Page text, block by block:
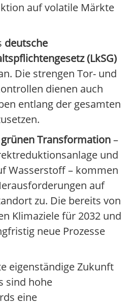
auf volatile Märkte
deutsche
(LkSG)
Die strengen Tor- und
dienen auch
entlang der gesamten
grünen Transformation–
und
Wasserstoff – kommen
auf
zu. Die bereits von
Klimaziele für 2032 und
neue Prozesse
eigenständige Zukunft
sind hohe
eine